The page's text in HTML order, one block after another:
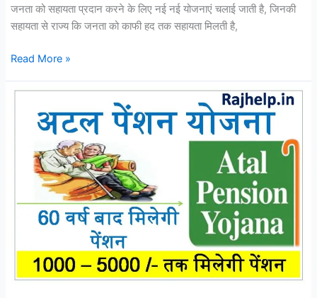
जनता को सहायता प्रदान करने के लिए नई नई योजनाएं चलाई जाती है, जिनकी
सहायता से राज्य कि जनता को काफी हद तक सहायता मिलती है,
Rajasthan
Shadi
Sahyog
Yojana
Application
Form
2023:
आवेदन,
रजिस्ट्रेशन
पात्रता
Read More »